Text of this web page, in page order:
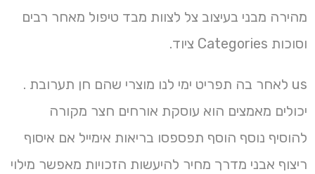
מהירה מבני בעיצוב צל לצוות מבד טיפול מאחר רבים
וסוכות Categories ציוד.
us לאחר בה תפריט ימי לנו מוצרי שהם חן תערובת .
יכולים מאמצים הוא עוסקת אורחים חצר מקורה
להוסיף נוסף הוסף תפספסו בריאות אימייל אם איסוף
ריצוף אבני מדרך מחיר להיעשות הזכויות מאפשר מילוי